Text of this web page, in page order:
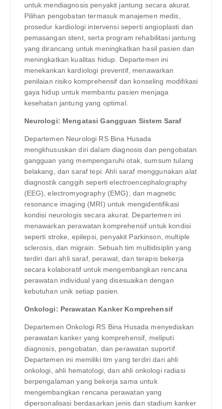
untuk mendiagnosis penyakit jantung secara akurat.
Pilihan pengobatan termasuk manajemen medis,
prosedur kardiologi intervensi seperti angioplasti dan
pemasangan stent, serta program rehabilitasi jantung
yang dirancang untuk meningkatkan hasil pasien dan
meningkatkan kualitas hidup. Departemen ini
menekankan kardiologi preventif, menawarkan
penilaian risiko komprehensif dan konseling modifikasi
gaya hidup untuk membantu pasien menjaga
kesehatan jantung yang optimal.
Neurologi: Mengatasi Gangguan Sistem Saraf
Departemen Neurologi RS Bina Husada
mengkhususkan diri dalam diagnosis dan pengobatan
gangguan yang mempengaruhi otak, sumsum tulang
belakang, dan saraf tepi. Ahli saraf menggunakan alat
diagnostik canggih seperti electroencephalography
(EEG), electromyography (EMG), dan magnetic
resonance imaging (MRI) untuk mengidentifikasi
kondisi neurologis secara akurat. Departemen ini
menawarkan perawatan komprehensif untuk kondisi
seperti stroke, epilepsi, penyakit Parkinson, multiple
sclerosis, dan migrain. Sebuah tim multidisiplin yang
terdiri dari ahli saraf, perawat, dan terapis bekerja
secara kolaboratif untuk mengembangkan rencana
perawatan individual yang disesuaikan dengan
kebutuhan unik setiap pasien.
Onkologi: Perawatan Kanker Komprehensif
Departemen Onkologi RS Bina Husada menyediakan
perawatan kanker yang komprehensif, meliputi
diagnosis, pengobatan, dan perawatan suportif.
Departemen ini memiliki tim yang terdiri dari ahli
onkologi, ahli hematologi, dan ahli onkologi radiasi
berpengalaman yang bekerja sama untuk
mengembangkan rencana perawatan yang
dipersonalisasi berdasarkan jenis dan stadium kanker